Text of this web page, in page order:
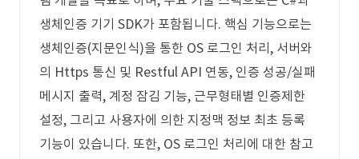
생체인증 기기 SDK가 포함됩니다. 핵심 기능으로는
생체인증(지문인식)을 통한 OS 로그인 처리, 서버와
의 Https 통신 및 Restful API 연동, 인증 성공/실패
메시지 출력, 계정 잠김 기능, 근무형태별 인증제한
설정, 그리고 사용자에 의한 지정맥 정보 최초 등록
기능이 있습니다. 또한, OS 로그인 처리에 대한 참고